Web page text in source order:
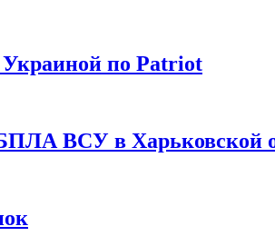
по Patriot
ВСУ в Харьковской